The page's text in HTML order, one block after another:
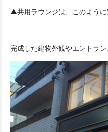
▲共用ラウンジは、このよう
完成した建物外観やエントラ